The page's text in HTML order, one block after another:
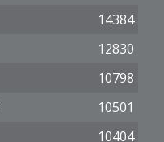
14384
12830
10798
10501
10404